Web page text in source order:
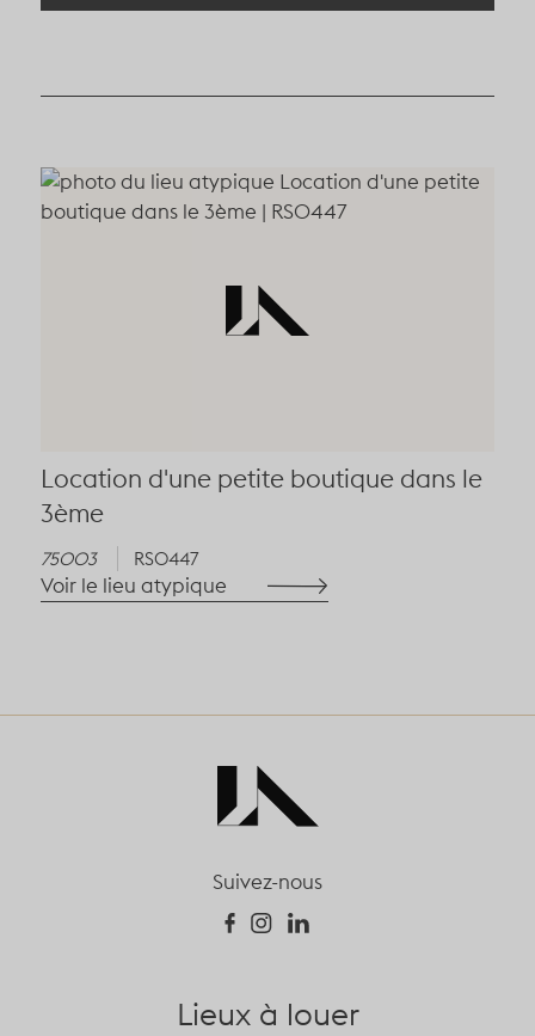
Location d'une petite boutique dans le
3ème
75003 RS0447
Voir le lieu atypique
Suivez-nous
Lieux à louer